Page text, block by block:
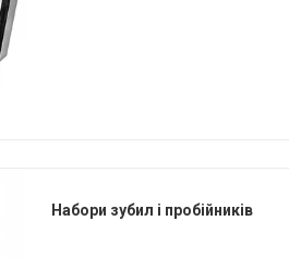
Набори зубил і пробійників